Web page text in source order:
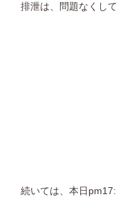
排泄は、問題なくし
続いては、本日